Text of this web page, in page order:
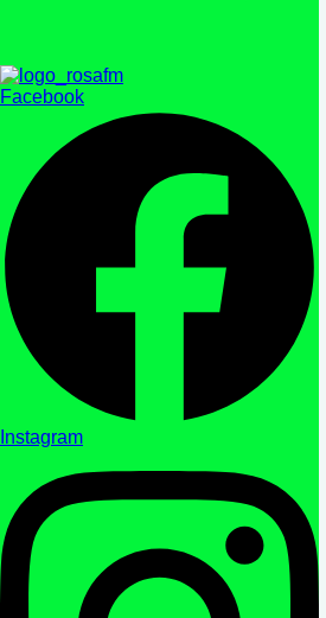
Facebook
Instagram